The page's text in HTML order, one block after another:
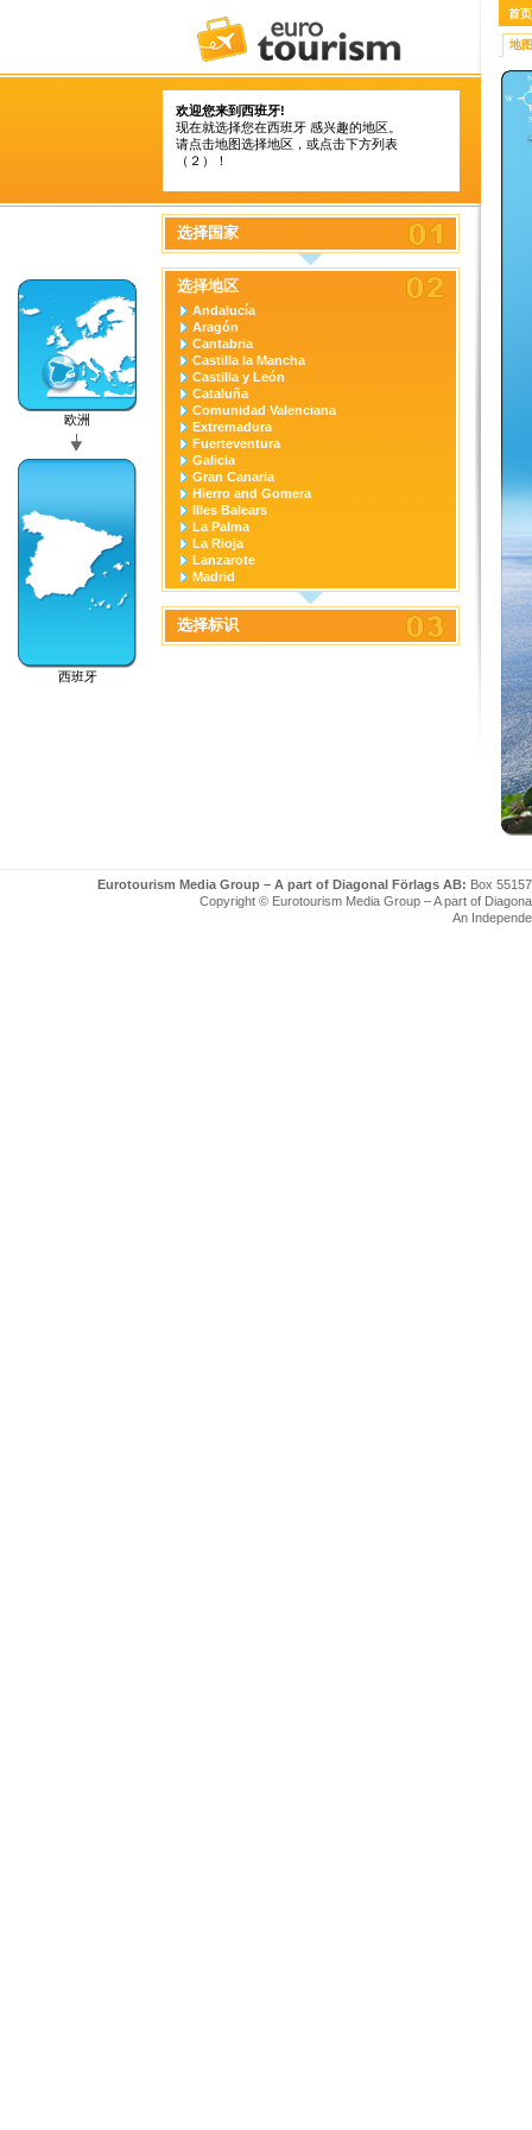
欢迎您来到西班牙!
现在就选择您在西班牙 感兴趣的地区。
请点击地图选择地区，或点击下方列表
（２）！
欧洲
西班牙
选择国家
选择地区
Andalucía
Aragón
Cantabria
Castilla la Mancha
Castilla y León
Cataluña
Comunidad Valenciana
Extremadura
Fuerteventura
Galicia
Gran Canaria
Hierro and Gomera
Illes Balears
La Palma
La Rioja
Lanzarote
Madrid
Navarra
País Vasco
Principado de Asturias
Región de Murcia
选择标识
首页
地图
Eurotourism Media Group – A part of Diagonal Förlags AB: Box
Copyright © Eurotourism Media Group – A part of
An